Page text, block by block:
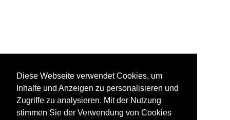
Diese Webseite verwendet Cookies, um
Inhalte und Anzeigen zu personalisieren und
Zugriffe zu analysieren. Mit der Nutzung
stimmen Sie der Verwendung von Cookies